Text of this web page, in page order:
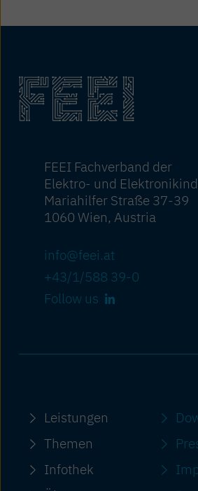
FEEI Fachverband der
Elektro- und
Mariahilfer Straße 37-39
1060 Wien, Austria
info@feei.at
+43/1/588 39-0
Follow us
Leistungen
Themen
Infothek